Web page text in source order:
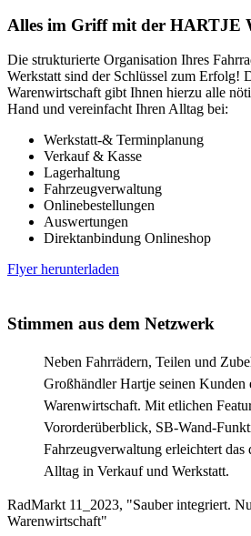
Alles im Griff mit der HARTJE
Die strukturierte Organisation Ihres
Werkstatt sind der Schlüssel zum Erfolg!
Warenwirtschaft gibt Ihnen hierzu alle
Hand und vereinfacht Ihren Alltag bei:
Werkstatt-& Terminplanung
Verkauf & Kasse
Lagerhaltung
Fahrzeugverwaltung
Onlinebestellungen
Auswertungen
Direktanbindung Onlineshop
Flyer herunterladen
Stimmen aus dem Netzwerk
Neben Fahrrädern, Teilen und
Großhändler Hartje seinen Kunden
Warenwirtschaft. Mit etlichen
Vororderüberblick, SB-Wand-
Fahrzeugverwaltung erleichtert das
Alltag in Verkauf und Werkstatt.
RadMarkt 11_2023, "Sauber integriert.
Warenwirtschaft"